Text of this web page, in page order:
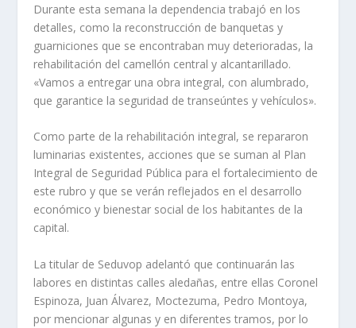
Durante esta semana la dependencia trabajó en los
detalles, como la reconstrucción de banquetas y
guarniciones que se encontraban muy deterioradas, la
rehabilitación del camellón central y alcantarillado.
«Vamos a entregar una obra integral, con alumbrado,
que garantice la seguridad de transeúntes y vehículos».
Como parte de la rehabilitación integral, se repararon
luminarias existentes, acciones que se suman al Plan
Integral de Seguridad Pública para el fortalecimiento de
este rubro y que se verán reflejados en el desarrollo
económico y bienestar social de los habitantes de la
capital.
La titular de Seduvop adelantó que continuarán las
labores en distintas calles aledañas, entre ellas Coronel
Espinoza, Juan Álvarez, Moctezuma, Pedro Montoya,
por mencionar algunas y en diferentes tramos, por lo